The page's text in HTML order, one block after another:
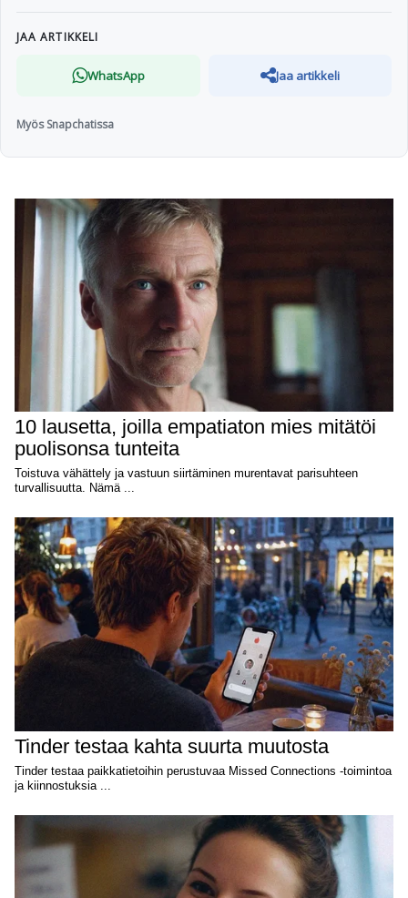
JAA ARTIKKELI
WhatsApp Jaa artikkeli
Myös Snapchatissa